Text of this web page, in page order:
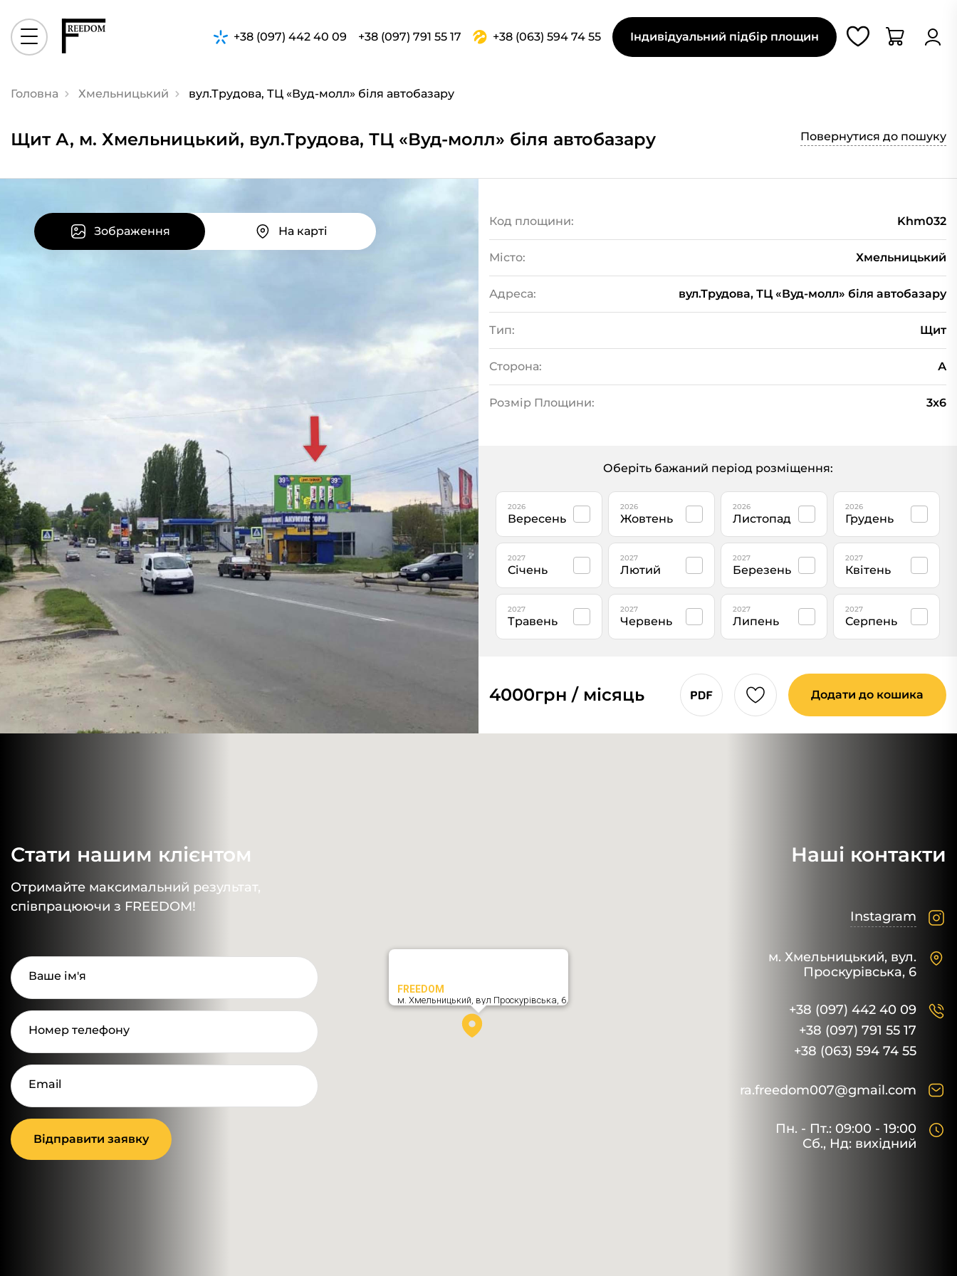
+38 (097) 442 40 09 +38 (097) 791 55 17 +38 (063) 594 74 55 Індивідуальний підбір площин
Головна Хмельницький вул.Трудова, ТЦ «Вуд-молл» біля автобазару
Щит А, м. Хмельницький, вул.Трудова, ТЦ «Вуд-молл» біля автобазару Повернутися до пошуку
Зображення На карті
Код площини: Khm032
Місто: Хмельницький
Адреса: вул.Трудова, ТЦ «Вуд-молл» біля автобазару
Тип: Щит
Сторона: А
Розмір Площини: 3х6
Оберіть бажаний період розміщення:
2026
Вересень
2026
Жовтень
2026
Листопад
2026
Грудень
2027
Січень
2027
Лютий
2027
Березень
2027
Квітень
2027
Травень
2027
Червень
2027
Липень
2027
Серпень
4000грн / місяць Додати до кошика
Стати нашим клієнтом
Отримайте максимальний результат,
співпрацюючи з FREEDOM!
Ваше ім'я
Номер телефону
Email
Відправити заявку
Наші контакти
Instagram
м. Хмельницький, вул.
Проскурівська, 6
+38 (097) 442 40 09
+38 (097) 791 55 17
+38 (063) 594 74 55
ra.freedom007@gmail.com
Пн. - Пт.: 09:00 - 19:00
Сб., Нд: вихідний
FREEDOM
м. Хмельницький, вул Проскурівська, 6,